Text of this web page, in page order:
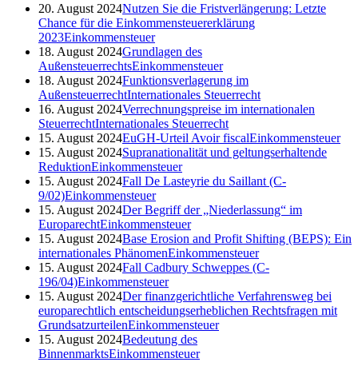
20. August 2024Nutzen Sie die Fristverlängerung: Letzte
Chance für die Einkommensteuererklärung
2023Einkommensteuer
18. August 2024Grundlagen des
AußensteuerrechtsEinkommensteuer
18. August 2024Funktionsverlagerung im
AußensteuerrechtInternationales Steuerrecht
16. August 2024Verrechnungspreise im internationalen
SteuerrechtInternationales Steuerrecht
15. August 2024EuGH-Urteil Avoir fiscalEinkommensteuer
15. August 2024Supranationalität und geltungserhaltende
ReduktionEinkommensteuer
15. August 2024Fall De Lasteyrie du Saillant (C-
9/02)Einkommensteuer
15. August 2024Der Begriff der „Niederlassung“ im
EuroparechtEinkommensteuer
15. August 2024Base Erosion and Profit Shifting (BEPS): Ein
internationales PhänomenEinkommensteuer
15. August 2024Fall Cadbury Schweppes (C-
196/04)Einkommensteuer
15. August 2024Der finanzgerichtliche Verfahrensweg bei
europarechtlich entscheidungserheblichen Rechtsfragen mit
GrundsatzurteilenEinkommensteuer
15. August 2024Bedeutung des
BinnenmarktsEinkommensteuer